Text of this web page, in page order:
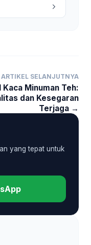
ARTIKEL SELANJUTNYA
Kaca Minuman Teh:
dan Kesegaran
Terjaga →
yang tepat untuk